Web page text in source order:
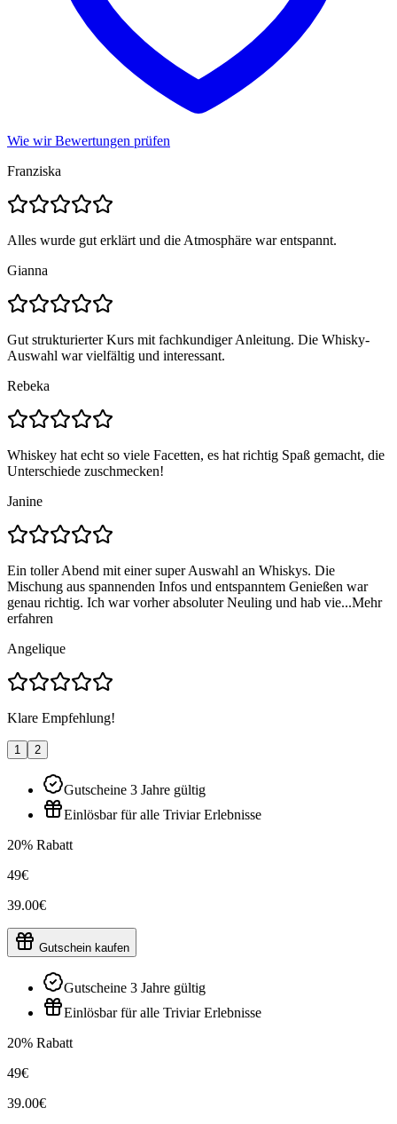
Wie wir Bewertungen prüfen
Franziska
Alles wurde gut erklärt und die Atmosphäre war entspannt.
Gianna
Gut strukturierter Kurs mit fachkundiger Anleitung. Die Whisky-
Auswahl war vielfältig und interessant.
Rebeka
Whiskey hat echt so viele Facetten, es hat richtig Spaß gemacht, die
Unterschiede zuschmecken!
Janine
Ein toller Abend mit einer super Auswahl an Whiskys. Die
Mischung aus spannenden Infos und entspanntem Genießen war
genau richtig. Ich war vorher absoluter Neuling und hab vie...Mehr
erfahren
Angelique
Klare Empfehlung!
1 2
Gutscheine 3 Jahre gültig
Einlösbar für alle Triviar Erlebnisse
20% Rabatt
49€
39.00€
Gutschein kaufen
Gutscheine 3 Jahre gültig
Einlösbar für alle Triviar Erlebnisse
20% Rabatt
49€
39.00€